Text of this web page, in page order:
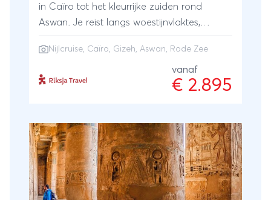
in Caïro tot het kleurrijke zuiden rond
Aswan. Je reist langs woestijnvlaktes,
terwijl je onderweg slaapt in comfortabele
hotels waar je na een volle dag meteen
neerploft, én een viersterren‑Nijlcruise met
Zee, in een prettig resort waar je bijkomt
van alle indrukken.
Nijlcruise, Caïro, Gizeh, Aswan, Rode Zee
vanaf
€ 2.895